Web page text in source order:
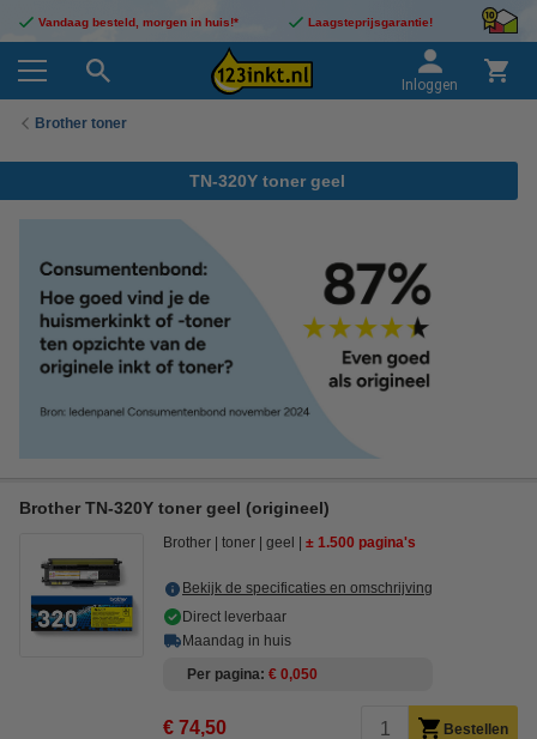
Vandaag besteld, morgen in huis!* Laagsteprijsgarantie!
Inloggen
Brother toner
TN-320Y toner geel
Brother TN-320Y toner geel (origineel)
Brother toner geel ± 1.500 pagina's
Bekijk de specificaties en omschrijving
Direct leverbaar
Maandag in huis
Per pagina € 0,050
€ 74,50 Bestellen